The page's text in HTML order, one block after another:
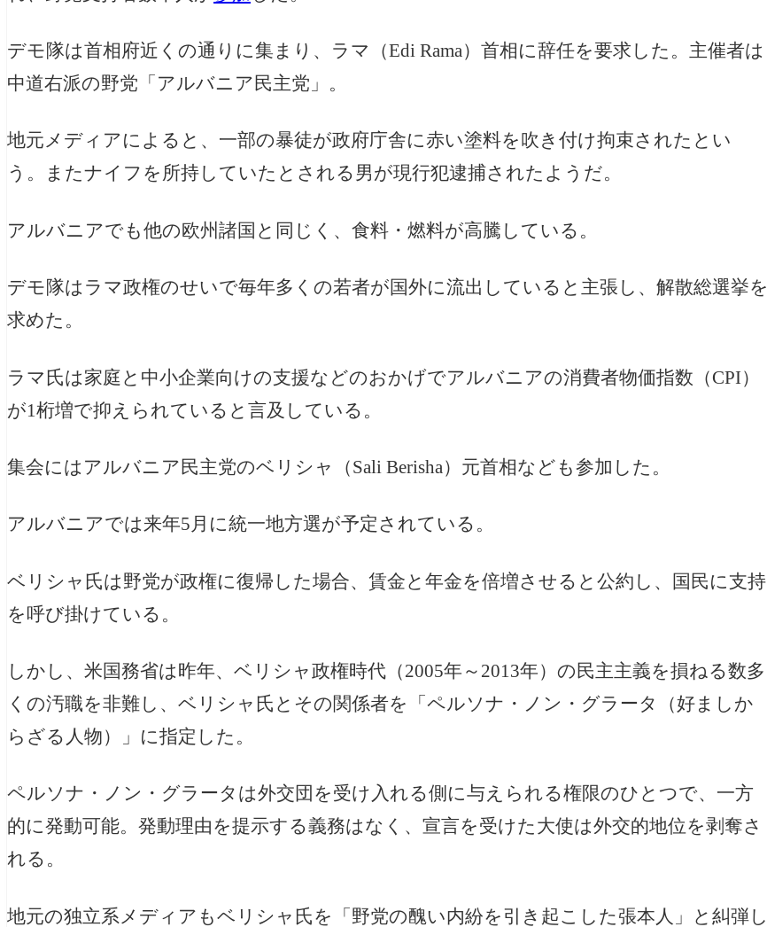
デモ隊は首相府近くの通りに集まり、 ラマ（Edi Rama）首相に辞任を要求した。主催者は
中道右派の野党「アルバニア民主党」。
地元メディアによると、一部の暴徒が政府庁舎に赤い塗料を吹き付け拘束されたとい
う。またナイフを所持していたとされる男が現行犯逮捕されたようだ。
アルバニアでも他の欧州諸国と同じく、食料・燃料が高騰している。
デモ隊はラマ政権のせいで毎年多くの若者が国外に流出していると主張し、解散総選挙を
求めた。
ラマ氏は家庭と中小企業向けの支援などのおかげでアルバニアの消費者物価指数（CPI）
が1桁増で抑えられていると言及している。
集会にはアルバニア民主党のベリシャ（Sali Berisha）元首相なども参加した。
アルバニアでは来年5月に統一地方選が予定されている。
ベリシャ氏は野党が政権に復帰した場合、賃金と年金を倍増させると公約し、国民に支持
を呼び掛けている。
しかし、米国務省は昨年、ベリシャ政権時代（2005年～2013年）の民主主義を損ねる数多
くの汚職を非難し、 ベリシャ氏とその関係者を「 ペルソナ・ノン・グラータ（好ましか
らざる人物）」に指定した。
ペルソナ・ノン・グラータは外交団を受け入れる側に与えられる権限のひとつで、一方
的に発動可能。発動理由を提示する義務はなく、宣言を受けた大使は外交的地位を剥奪さ
れる。
地元の独立系メディアもベリシャ氏を「野党の醜い内紛を引き起こした張本人」と糾弾し